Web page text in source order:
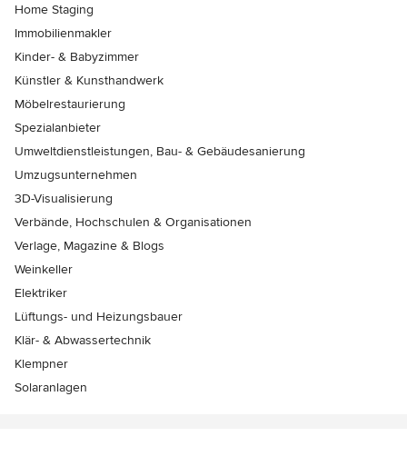
Home Staging
Immobilienmakler
Kinder- & Babyzimmer
Künstler & Kunsthandwerk
Möbelrestaurierung
Spezialanbieter
Umweltdienstleistungen, Bau- & Gebäudesanierung
Umzugsunternehmen
3D-Visualisierung
Verbände, Hochschulen & Organisationen
Verlage, Magazine & Blogs
Weinkeller
Elektriker
Lüftungs- und Heizungsbauer
Klär- & Abwassertechnik
Klempner
Solaranlagen